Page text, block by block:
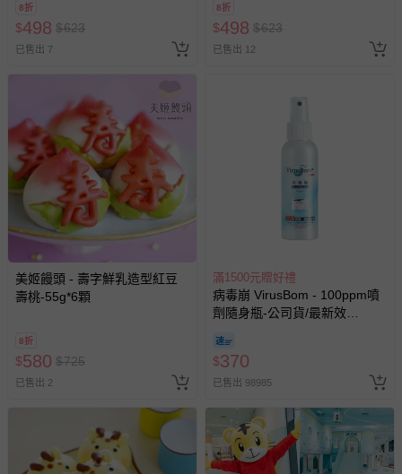
8折
$498 $623
已售出 7
8折
$498 $623
已售出 12
美姬饅頭 - 壽字鮮乳造型紅豆
壽桃-55g*6顆
8折
$580 $725
已售出 2
滿1500元贈好禮
病毒崩 VirusBom - 100ppm噴
劑隨身瓶-公司貨/最新效
$370
已售出 98985